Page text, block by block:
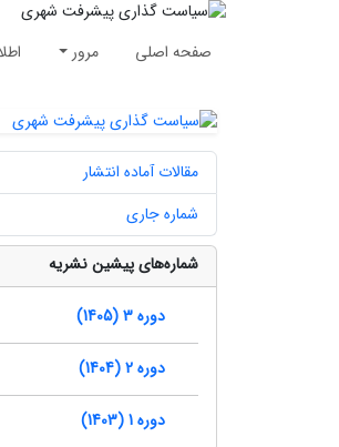
صفحه اصلی مرور
مقالات آماده انتشار
شماره جاری
شماره‌های پیشین نشریه
دوره 3 (1405)
دوره 2 (1404)
دوره 1 (1403)